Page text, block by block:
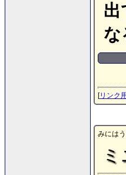
出
な
[リンク用
みには